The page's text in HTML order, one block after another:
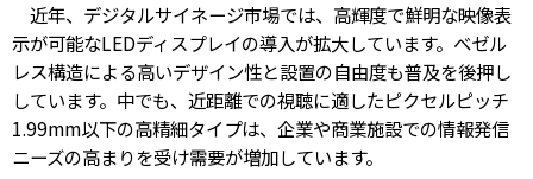
近年、デジタルサイネージ市場では、高輝度で鮮明な映像表
示が可能なLEDディスプレイの導入が拡大しています。ベゼル
レス構造による高いデザイン性と設置の自由度も普及を後押し
しています。中でも、近距離での視聴に適したピクセルピッチ
1.99mm以下の高精細タイプは、企業や商業施設での情報発信
ニーズの高まりを受け需要が増加しています。